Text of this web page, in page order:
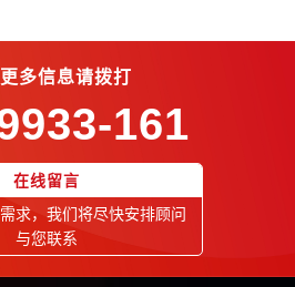
多信息请拨打
161
在线留言
求，我们将尽快安排顾问
与您联系